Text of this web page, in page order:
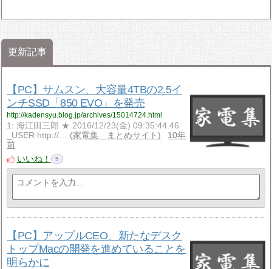
更新記事
【PC】サムスン、大容量4TBの2.5イ
ンチSSD「850 EVO」を発売
http://kadensyu.blog.jp/archives/15014724.html
1: 海江田三郎 ★ 2016/12/23(金) 09:35:44.46
_USER http://…
家電集 まとめサイト
10年
前
いいね！
5
【PC】アップルCEO、新たなデスク
トップMacの開発を進めていることを
明らかに